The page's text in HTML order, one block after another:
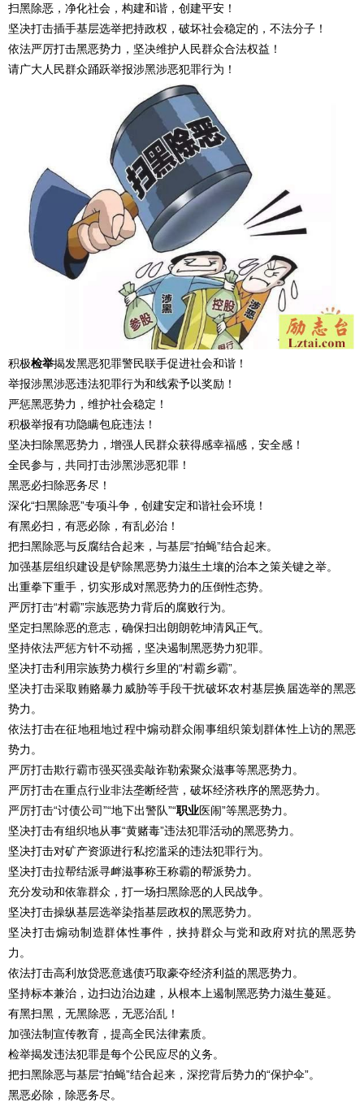
扫黑除恶，净化社会，构建和谐，创建平安！
坚决打击插手基层选举把持政权，破坏社会稳定的，不法分子！
依法严厉打击黑恶势力，坚决维护人民群众合法权益！
请广大人民群众踊跃举报涉黑涉恶犯罪行为！
积极检举揭发黑恶犯罪警民联手促进社会和谐！
举报涉黑涉恶违法犯罪行为和线索予以奖励！
严惩黑恶势力，维护社会稳定！
积极举报有功隐瞒包庇违法！
坚决扫除黑恶势力，增强人民群众获得感幸福感，安全感！
全民参与，共同打击涉黑涉恶犯罪！
黑恶必扫除恶务尽！
深化“扫黑除恶”专项斗争，创建安定和谐社会环境！
有黑必扫，有恶必除，有乱必治！
把扫黑除恶与反腐结合起来，与基层“拍蝇”结合起来。
加强基层组织建设是铲除黑恶势力滋生土壤的治本之策关键之举。
出重拳下重手，切实形成对黑恶势力的压倒性态势。
严厉打击“村霸”宗族恶势力背后的腐败行为。
坚定扫黑除恶的意志，确保扫出朗朗乾坤清风正气。
坚持依法严惩方针不动摇，坚决遏制黑恶势力犯罪。
坚决打击利用宗族势力横行乡里的“村霸乡霸”。
坚决打击采取贿赂暴力威胁等手段干扰破坏农村基层换届选举的黑恶
势力。
依法打击在征地租地过程中煽动群众闹事组织策划群体性上访的黑恶
势力。
严厉打击欺行霸市强买强卖敲诈勒索聚众滋事等黑恶势力。
严厉打击在重点行业非法垄断经营，破坏经济秩序的黑恶势力。
严厉打击“讨债公司”“地下出警队”“职业医闹”等黑恶势力。
坚决打击有组织地从事“黄赌毒”违法犯罪活动的黑恶势力。
坚决打击对矿产资源进行私挖滥采的违法犯罪行为。
坚决打击拉帮结派寻衅滋事称王称霸的帮派势力。
充分发动和依靠群众，打一场扫黑除恶的人民战争。
坚决打击操纵基层选举染指基层政权的黑恶势力。
坚决打击煽动制造群体性事件，挟持群众与党和政府对抗的黑恶势
力。
依法打击高利放贷恶意逃债巧取豪夺经济利益的黑恶势力。
坚持标本兼治，边扫边治边建，从根本上遏制黑恶势力滋生蔓延。
有黑扫黑，无黑除恶，无恶治乱！
加强法制宣传教育，提高全民法律素质。
检举揭发违法犯罪是每个公民应尽的义务。
把扫黑除恶与基层“拍蝇”结合起来，深挖背后势力的“保护伞”。
黑恶必除，除恶务尽。